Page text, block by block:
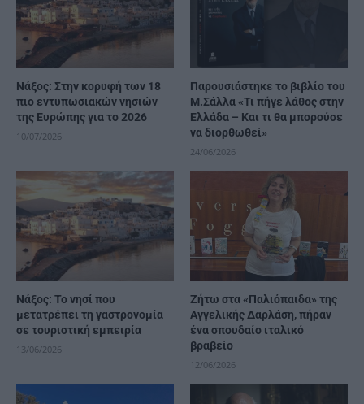
Νάξος: Στην κορυφή των 18
πιο εντυπωσιακών νησιών
της Ευρώπης για το 2026
10/07/2026
Παρουσιάστηκε το βιβλίο του
Μ.Σάλλα «Τι πήγε λάθος στην
Ελλάδα – Και τι θα μπορούσε
να διορθωθεί»
24/06/2026
Νάξος: Το νησί που
μετατρέπει τη γαστρονομία
σε τουριστική εμπειρία
13/06/2026
Ζήτω στα «Παλιόπαιδα» της
Αγγελικής Δαρλάση, πήραν
ένα σπουδαίο ιταλικό
βραβείο
12/06/2026